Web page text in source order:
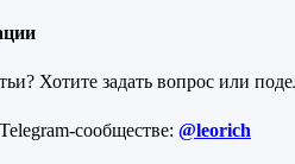
Хотите задать вопрос или
сообществе: @leorich